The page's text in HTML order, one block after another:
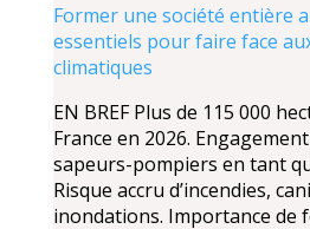
Former une société entière
essentiels pour faire face
climatiques
EN BREF Plus de 115 000
France en 2026.
sapeurs-pompiers en tant
Risque accru d’incendies,
inondations. Importance de